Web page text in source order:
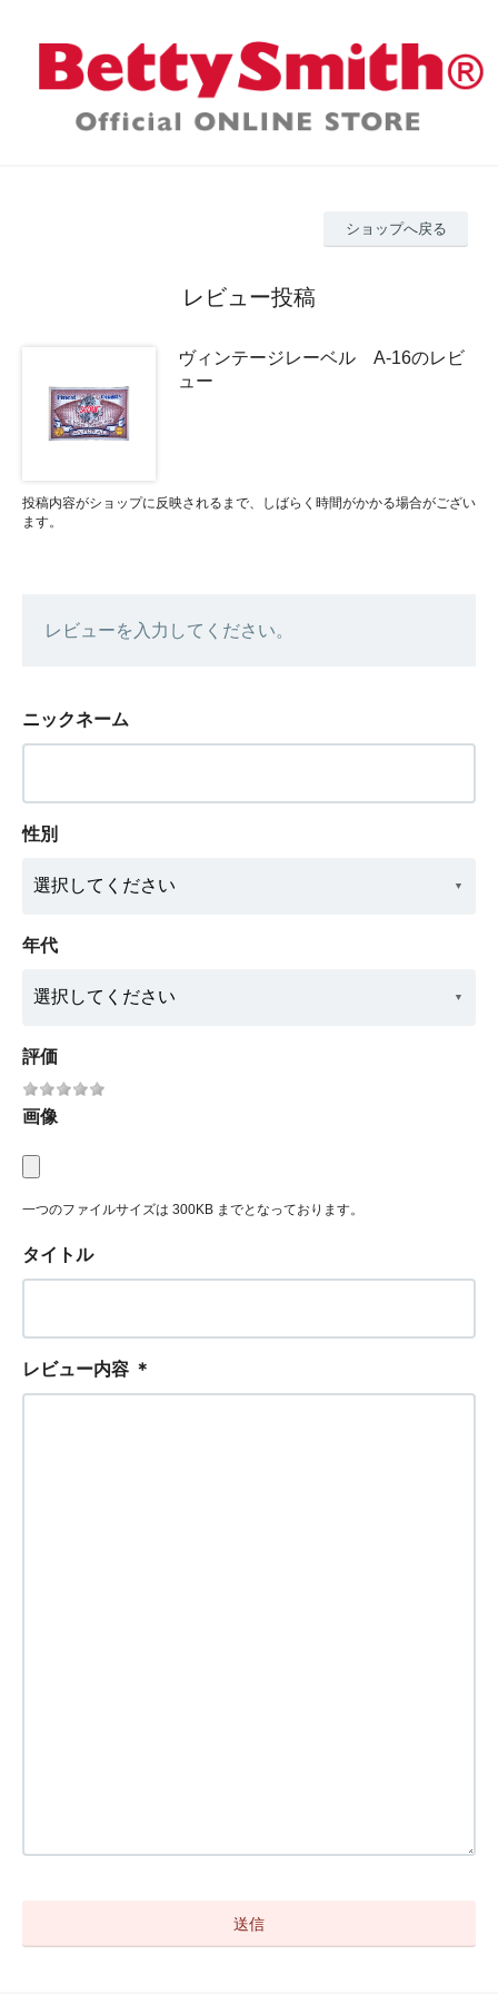
ショップへ戻る
レビュー投稿
ヴィンテージレーベル A-16のレビ
ュー
投稿内容がショップに反映されるまで、しばらく時間がかかる場合がござい
ます。
レビューを入力してください。
ニックネーム
性別
年代
評価
画像
一つのファイルサイズは 300KB までとなっております。
タイトル
レビュー内容 ＊